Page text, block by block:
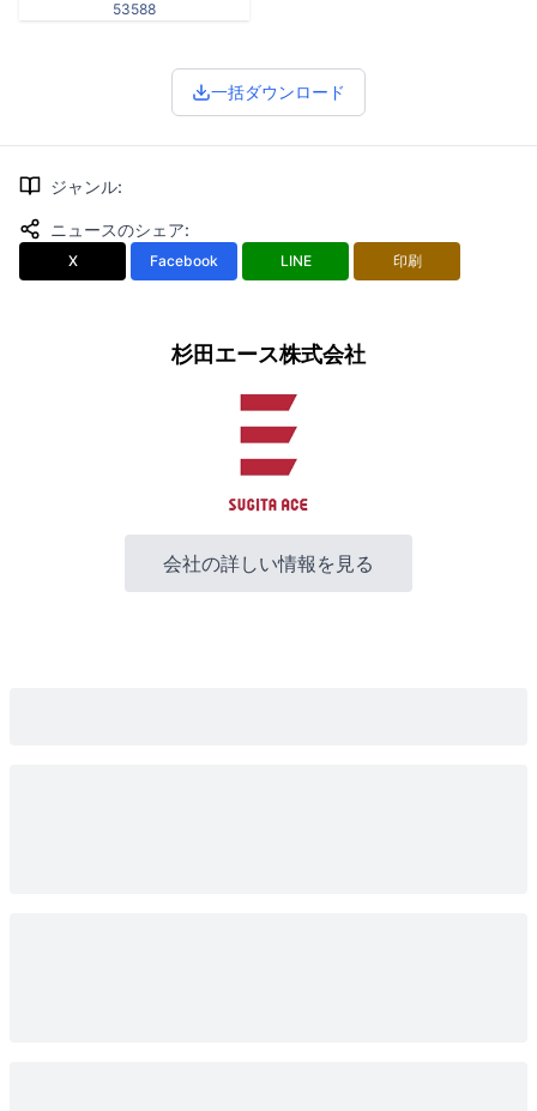
53588
一括ダウンロード
ジャンル:
ニュースのシェア:
X Facebook LINE 印刷
杉田エース株式会社
会社の詳しい情報を見る